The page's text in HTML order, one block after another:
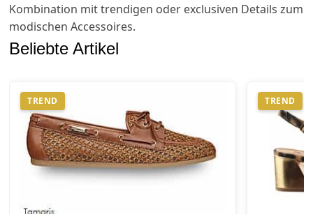
Kombination mit trendigen oder exclusiven Details zum
modischen Accessoires.
Beliebte Artikel
TREND TREND